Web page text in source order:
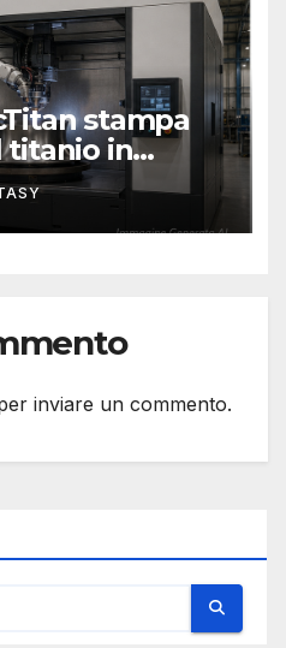
stampa
titanio in
inviare un commento.